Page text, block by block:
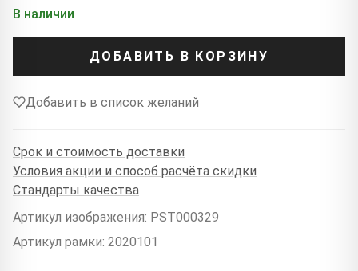
В наличии
ДОБАВИТЬ В КОРЗИНУ
Добавить в список желаний
Срок и стоимость доставки
Условия акции и способ расчёта скидки
Стандарты качества
Артикул изображения: PST000329
Артикул рамки: 2020101